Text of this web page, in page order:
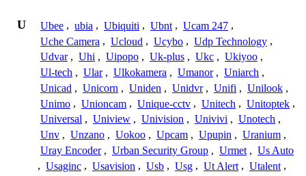
U Ubee , ubia , Ubiquiti , Ubnt , Ucam 247 ,
Uche Camera , Ucloud , Ucybo , Udp Technology ,
Udvar , Uhi , Uipopo , Uk-plus , Ukc , Ukiyoo ,
Ul-tech , Ular , Ulkokamera , Umanor , Uniarch ,
Unicad , Unicorn , Uniden , Unidvr , Unifi , Unilook ,
Unimo , Unioncam , Unique-cctv , Unitech , Unitoptek ,
Universal , Uniview , Univision , Univivi , Unotech ,
Unv , Unzano , Uokoo , Upcam , Upupin , Uranium ,
Uray Encoder , Urban Security Group , Urmet , Us Auto
, Usaginc , Usavision , Usb , Usg , Ut Alert , Utalent ,